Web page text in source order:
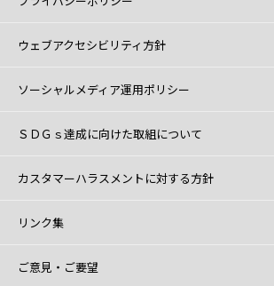
ウェブアクセシビリティ方針
ソーシャルメディア運用ポリシー
ＳＤＧｓ達成に向けた取組について
カスタマーハラスメントに対する方針
リンク集
ご意見・ご要望